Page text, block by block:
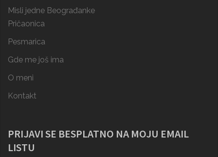
Misli jedne Beograđanke
Pričaonica
Pesmarica
Gde me još ima
O meni
Kontakt
PRIJAVI SE BESPLATNO NA MOJU EMAIL
LISTU